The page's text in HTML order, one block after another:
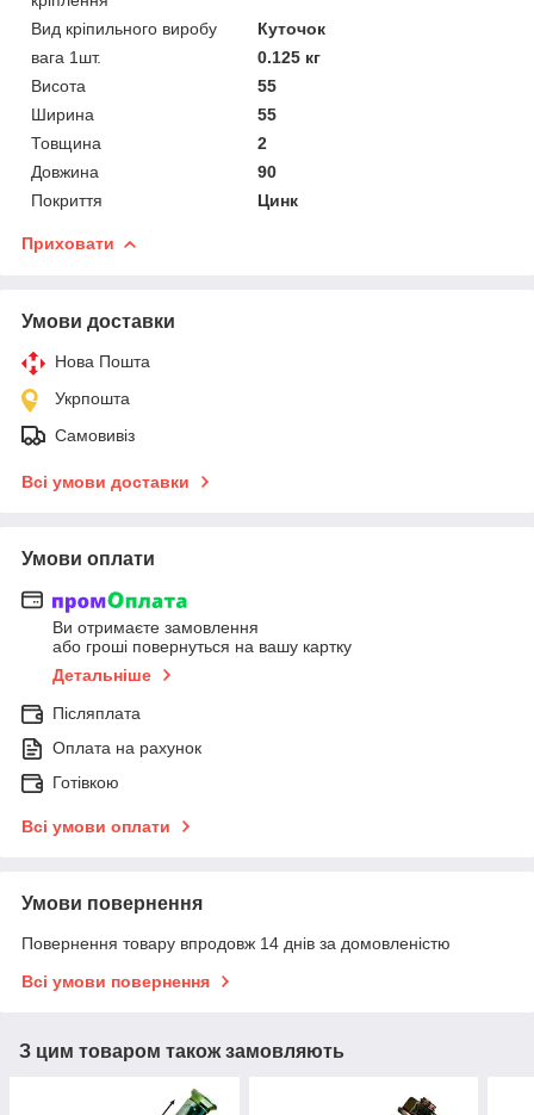
Вид кріпильного виробу
Куточок
вага 1шт.
0.125 кг
Висота
55
Ширина
55
Товщина
2
Довжина
90
Покриття
Цинк
Приховати
Умови доставки
Нова Пошта
Укрпошта
Самовивіз
Всі умови доставки
Умови оплати
Ви отримаєте замовлення
або гроші повернуться на вашу картку
Детальніше
Післяплата
Оплата на рахунок
Готівкою
Всі умови оплати
Умови повернення
Повернення товару впродовж 14 днів за домовленістю
Всі умови повернення
З цим товаром також замовляють